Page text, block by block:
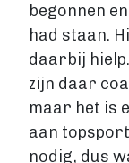
begonnen
had staan.
daarbij
zijn daar
maar het is
aan
nodig, dus